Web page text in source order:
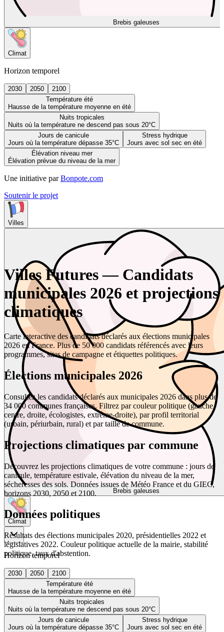
Brebis galeuses
Climat
Horizon temporel
2030 2050
2100
Température été
Hausse de la température moyenne en été
Nuits tropicales
Nuits où la température ne descend pas sous 20°C
Jours de canicule
Jours où la température dépasse 35°C
Stress hydrique
Jours avec sol sec en été
Élévation niveau mer
Élévation prévue du niveau de la mer
Une initiative par Bonpote.com
Soutenir le projet
Villes
Brebis galeuses
Climat
Horizon temporel
2030 2050
2100
Température été
Hausse de la température moyenne en été
Nuits tropicales
Nuits où la température ne descend pas sous 20°C
Jours de canicule
Jours où la température dépasse 35°C
Stress hydrique
Jours avec sol sec en été
Villes Futures — Candidats
municipales 2026 et projections
climatiques
Carte interactive des candidats déclarés aux élections municipales
2026 en France. Plus de 50 000 candidats référencés avec leurs
programmes, sites de campagne et étiquettes politiques.
Élections municipales 2026
Consultez les candidats déclarés aux municipales 2026 dans plus de
34 000 communes françaises. Filtrez par couleur politique (gauche,
centre, droite, écologistes, extrême-droite), par profil territorial
(urbain, périurbain, rural) et par taille de commune.
Projections climatiques par commune
Découvrez les projections climatiques de votre commune : jours de
canicule, température estivale, élévation du niveau de la mer,
sécheresses des sols. Données issues de Météo France et du GIEC,
horizons 2030, 2050 et 2100.
Données politiques
Résultats des élections municipales 2020, présidentielles 2022 et
législatives 2022. Couleur politique actuelle de la mairie, stabilité
politique, taux d'abstention.